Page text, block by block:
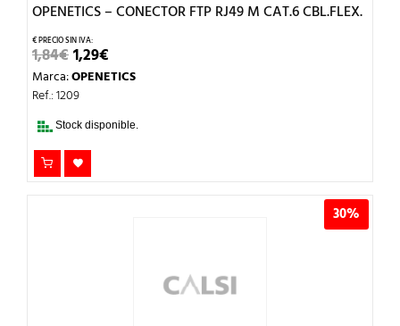
OPENETICS – CONECTOR FTP RJ49 M CAT.6 CBL.FLEX.
1,84€EL
PRECIO
ORIGINAL
ERA:
1,29€PRECIO
ACTUAL
Marca:OPENETICS
Ref.: 1209
Stock disponible.
30%